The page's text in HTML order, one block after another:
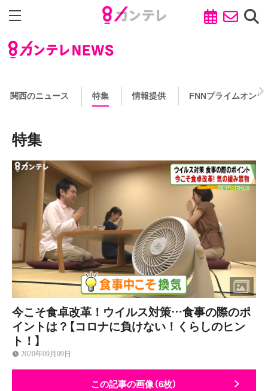
関西のニュース 特集 情報提供 FNNプライムオンラ
特集
今こそ食卓改革！ウイルス対策…食事の際のポ
イントは？【コロナに負けない！くらしのヒン
ト！】
2020年09月09日
この記事の画像（6枚）